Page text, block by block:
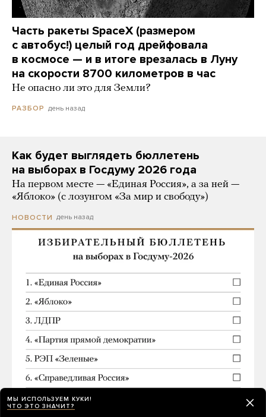
Часть ракеты SpaceX (размером
с автобус!) целый год дрейфовала
в космосе — и в итоге врезалась в Луну
на скорости 8700 километров в час
Не опасно ли это для Земли?
РАЗБОР день назад
Как будет выглядеть бюллетень
на выборах в Госдуму 2026 года
На первом месте — «Единая Россия», а за ней —
«Яблоко» (с лозунгом «За мир и свободу»)
НОВОСТИ день назад
МЫ ИСПОЛЬЗУЕМ КУКИ!
ЧТО ЭТО ЗНАЧИТ?